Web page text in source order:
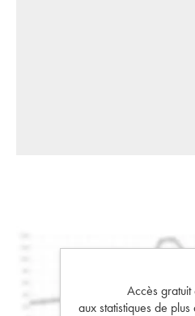
Accès gratuit
aux statistiques de